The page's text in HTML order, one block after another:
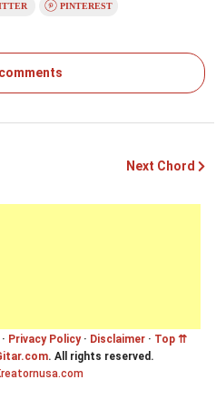
PINTEREST
Next Chord
· Privacy Policy· Disclaimer · Top ⇈
. All rights reserved.